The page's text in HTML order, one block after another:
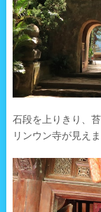
石段を上りきり、
リンウン寺が見えま